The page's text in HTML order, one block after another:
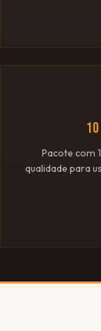
10
Pacote com
qualidade para